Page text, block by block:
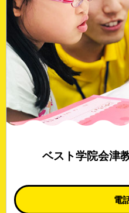
ベスト学院会津
電